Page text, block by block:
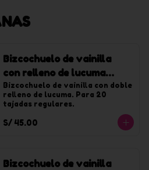
Bizcochuelo de vainilla
con relleno de lucuma
mediana
Bizcochuelo de vainilla con doble
relleno de lucuma. Para 20
tajadas regulares.
S/ 45.00
Bizcochuelo de vainilla